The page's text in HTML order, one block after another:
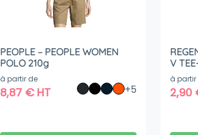
PEOPLE – PEOPLE WOMEN
POLO 210g
à partir de
8,87 €HT +5
V
à partir
2,90